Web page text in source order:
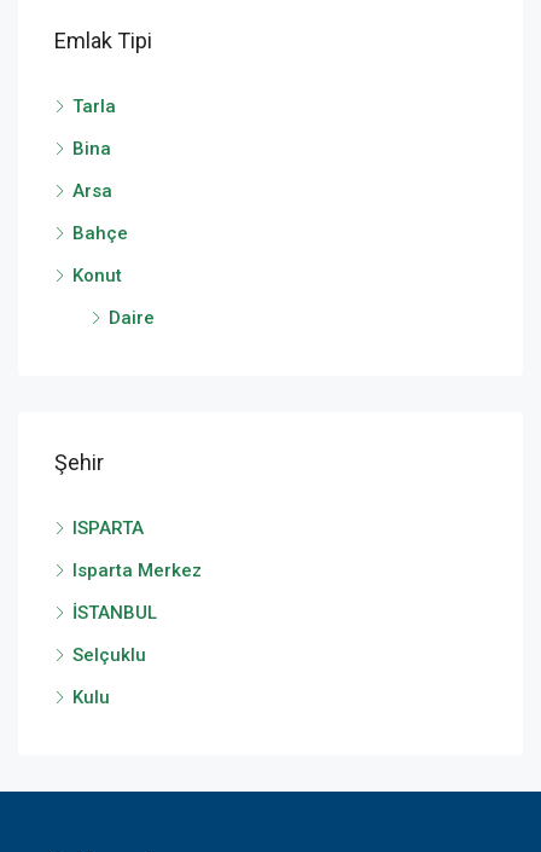
Emlak Tipi
Tarla
Bina
Arsa
Bahçe
Konut
Daire
Şehir
ISPARTA
Isparta Merkez
İSTANBUL
Selçuklu
Kulu